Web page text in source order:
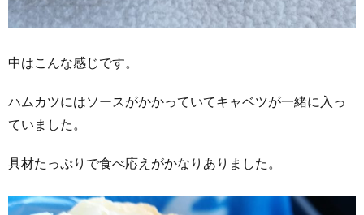
中はこんな感じです。
ハムカツにはソースがかかっていてキャベツが一緒に入っ
ていました。
具材たっぷりで食べ応えがかなりありました。